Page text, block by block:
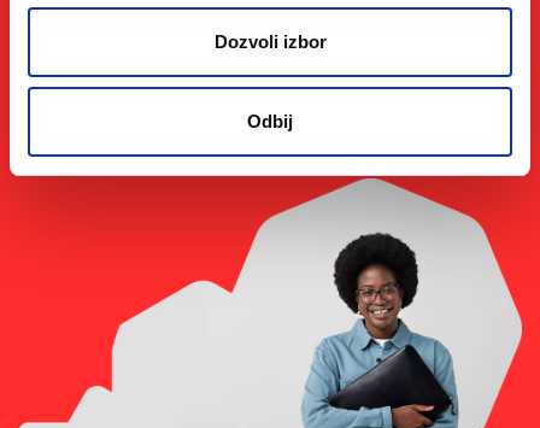
Dozvoli izbor
Odbij
Ukoliko Vam je potrebna pomoć, naša podrška je
spremna da odgovori na sva pitanja putem telefona,
emaila i društvenih mreža.